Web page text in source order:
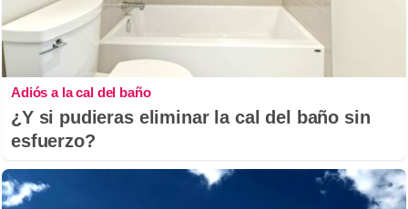
Adiós a la cal del baño
¿Y si pudieras eliminar la cal del baño sin
esfuerzo?